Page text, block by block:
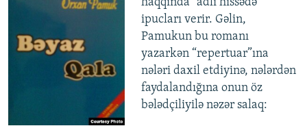
haqqında” adlı hissədə
ipucları verir. Gəlin,
Pamukun bu romanı
yazarkən “repertuar”ına
nələri daxil etdiyinə, nələrdən
faydalandığına onun öz
bələdçiliyilə nəzər salaq: